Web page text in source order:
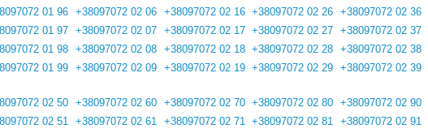
01 96
01 97
01 98
01 99
+38097072 02 06
+38097072 02 07
+38097072 02 08
+38097072 02 09
+38097072 02 16
+38097072 02 17
+38097072 02 18
+38097072 02 19
+38097072 02 26
+38097072 02 27
+38097072 02 28
+38097072 02 29
+38097072 02 36
+38097072 02 37
+38097072 02 38
+38097072 02 39
02 50
02 51
+38097072 02 60
+38097072 02 61
+38097072 02 70
+38097072 02 71
+38097072 02 80
+38097072 02 81
+38097072 02 90
+38097072 02 91